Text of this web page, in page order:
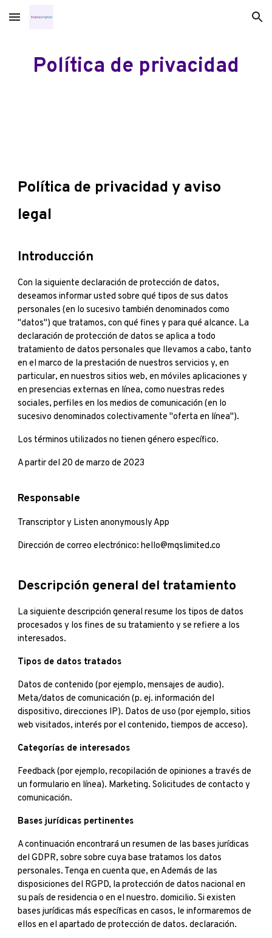
Skip to main content Skip to navigation
Política de privacidad
Política de privacidad y aviso
legal
Introducción
Con la siguiente declaración de protección de datos,
deseamos informar usted sobre qué tipos de sus datos
personales (en lo sucesivo también denominados como
"datos") que tratamos, con qué fines y para qué alcance. La
declaración de protección de datos se aplica a todo
tratamiento de datos personales que llevamos a cabo, tanto
en el marco de la prestación de nuestros servicios y, en
particular, en nuestros sitios web, en móviles aplicaciones y
en presencias externas en línea, como nuestras redes
sociales, perfiles en los medios de comunicación (en lo
sucesivo denominados colectivamente "oferta en línea").
Los términos utilizados no tienen género específico.
A partir del 20 de marzo de 2023
Responsable
Transcriptory Listen anonymously App
Dirección de correo electrónico: hello@mqslimited.co
Descripción general del tratamiento
La siguiente descripción general resume los tipos de datos
procesados y los fines de su tratamiento y se refiere a los
interesados.
Tipos de datos tratados
Datos de contenido (por ejemplo, mensajes de audio).
Meta/datos de comunicación (p. ej. información del
dispositivo, direcciones IP). Datos de uso (por ejemplo, sitios
web visitados, interés por el contenido, tiempos de acceso).
Categorías de interesados
Feedback (por ejemplo, recopilación de opiniones a través de
un formulario en línea). Marketing. Solicitudes de contacto y
comunicación.
Bases jurídicas pertinentes
A continuación encontrará un resumen de las bases jurídicas
del GDPR, sobre sobre cuya base tratamos los datos
personales. Tenga en cuenta que, en Además de las
disposiciones del RGPD, la protección de datos nacional en
su país de residencia o en el nuestro. domicilio. Si existen
bases jurídicas más específicas en casos, le informaremos de
ellos en el apartado de protección de datos. declaración.